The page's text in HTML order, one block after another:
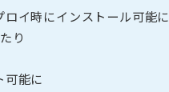
イ時にインストール可能に
り
可能に